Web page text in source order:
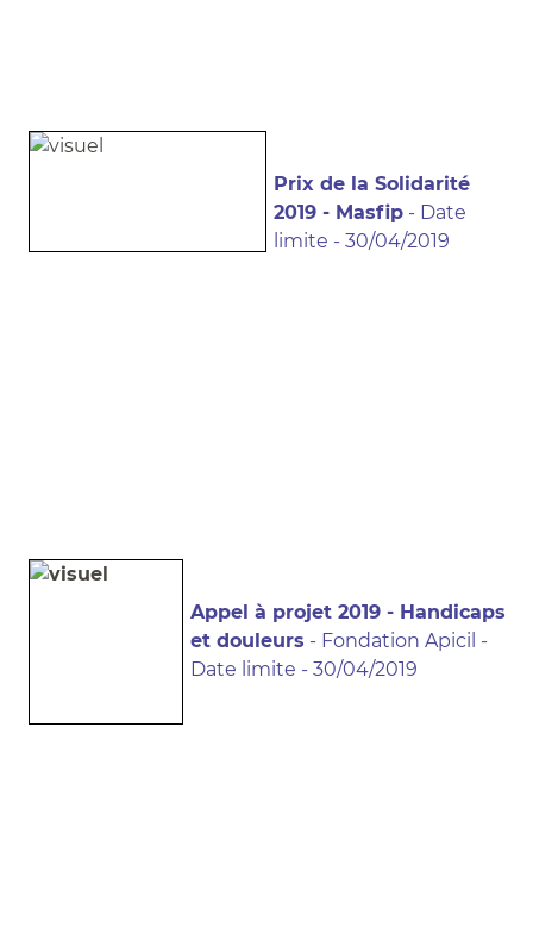
Prix de la Solidarité
2019 - Masfip- Date
limite - 30/04/2019
Appel à projet 2019 - Handicaps
et douleurs - Fondation Apicil -
Date limite - 30/04/2019